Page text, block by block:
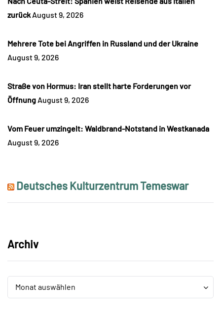
zurück August 9, 2026
Mehrere Tote bei Angriffen in Russland und der Ukraine
August 9, 2026
Straße von Hormus: Iran stellt harte Forderungen vor
Öffnung August 9, 2026
Vom Feuer umzingelt: Waldbrand-Notstand in Westkanada
August 9, 2026
Deutsches Kulturzentrum Temeswar
Archiv
Monat auswählen
Archiv